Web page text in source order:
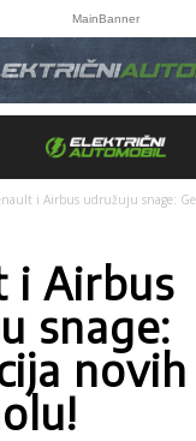
MainBanner
i Airbus udružuju snage:
i Airbus
snage: